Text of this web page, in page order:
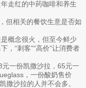
走红的中药咖啡和养生
但相关的餐饮生意是否如
概念很火，但至今鲜少
，“刺客”“高价”让消费者
一份凯撒沙拉，65元一
，一份酸奶售价
撒沙拉的人并不会多。